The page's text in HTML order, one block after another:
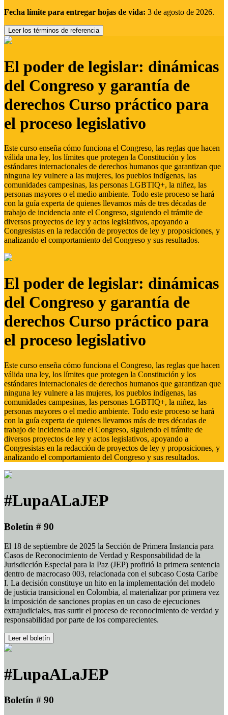
Fecha límite para entregar hojas de vida: 3 de agosto de 2026.
Leer los términos de referencia
El poder de legislar: dinámicas
del Congreso y garantía de
derechos Curso práctico para
el proceso legislativo
Este curso enseña cómo funciona el Congreso, las reglas que hacen
válida una ley, los límites que protegen la Constitución y los
estándares internacionales de derechos humanos que garantizan que
ninguna ley vulnere a las mujeres, los pueblos indígenas, las
comunidades campesinas, las personas LGBTIQ+, la niñez, las
personas mayores o el medio ambiente. Todo este proceso se hará
con la guía experta de quienes llevamos más de tres décadas de
trabajo de incidencia ante el Congreso, siguiendo el trámite de
diversos proyectos de ley y actos legislativos, apoyando a
Congresistas en la redacción de proyectos de ley y proposiciones, y
analizando el comportamiento del Congreso y sus resultados.
El poder de legislar: dinámicas
del Congreso y garantía de
derechos Curso práctico para
el proceso legislativo
Este curso enseña cómo funciona el Congreso, las reglas que hacen
válida una ley, los límites que protegen la Constitución y los
estándares internacionales de derechos humanos que garantizan que
ninguna ley vulnere a las mujeres, los pueblos indígenas, las
comunidades campesinas, las personas LGBTIQ+, la niñez, las
personas mayores o el medio ambiente. Todo este proceso se hará
con la guía experta de quienes llevamos más de tres décadas de
trabajo de incidencia ante el Congreso, siguiendo el trámite de
diversos proyectos de ley y actos legislativos, apoyando a
Congresistas en la redacción de proyectos de ley y proposiciones, y
analizando el comportamiento del Congreso y sus resultados.
#LupaALaJEP
Boletín # 90
El 18 de septiembre de 2025 la Sección de Primera Instancia para
Casos de Reconocimiento de Verdad y Responsabilidad de la
Jurisdicción Especial para la Paz (JEP) profirió la primera sentencia
dentro de macrocaso 003, relacionada con el subcaso Costa Caribe
I. La decisión constituye un hito en la implementación del modelo
de justicia transicional en Colombia, al materializar por primera vez
la imposición de sanciones propias en un caso de ejecuciones
extrajudiciales, tras surtir el proceso de reconocimiento de verdad y
responsabilidad por parte de los comparecientes.
Leer el boletín
#LupaALaJEP
Boletín # 90